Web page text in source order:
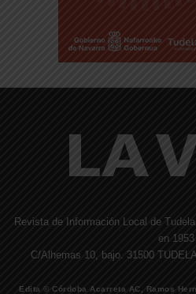
Revista de Información Local de
en 1953
C/Alhemas 10, bajo. 31500
Edita © Córdoba Acarreta AC, Ramos